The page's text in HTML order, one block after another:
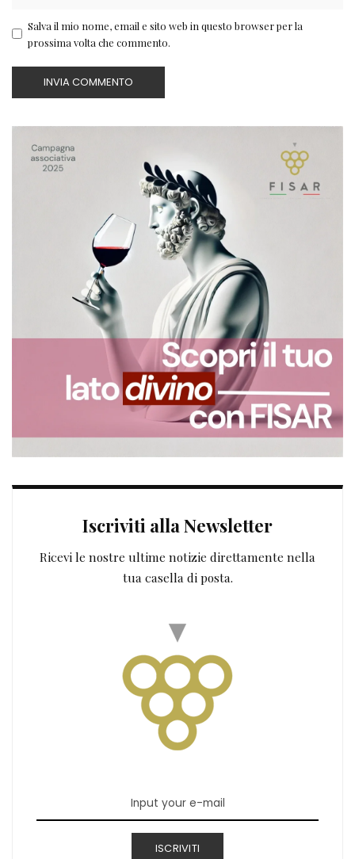
Salva il mio nome, email e sito web in questo browser per la
prossima volta che commento.
Iscriviti alla Newsletter
Ricevi le nostre ultime notizie direttamente nella
tua casella di posta.
ISCRIVITI